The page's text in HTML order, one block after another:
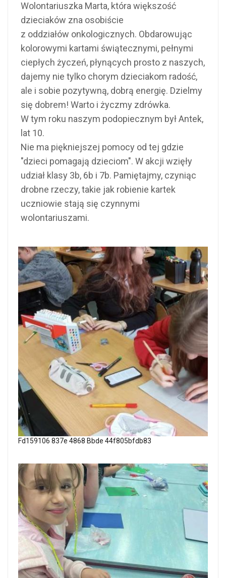
Wolontariuszka Marta, która większość
dzieciaków zna osobiście
z oddziałów onkologicznych. Obdarowując
kolorowymi kartami świątecznymi, pełnymi
ciepłych życzeń, płynących prosto z naszych,
dajemy nie tylko chorym dzieciakom radość,
ale i sobie pozytywną, dobrą energię. Dzielmy
się dobrem! Warto i życzmy zdrówka.
W tym roku naszym podopiecznym był Antek,
lat 10.
Nie ma piękniejszej pomocy od tej gdzie
"dzieci pomagają dzieciom". W akcji wzięły
udział klasy 3b, 6b i 7b. Pamiętajmy, czyniąc
drobne rzeczy, takie jak robienie kartek
uczniowie stają się czynnymi
wolontariuszami.
Fd159106 837e 4868 Bbde 44f805bfdb83